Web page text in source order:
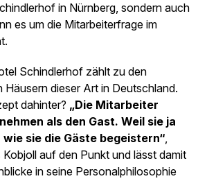
in Nürnberg, sondern auch
es um die Mitarbeiterfrage im
Schindlerhof zählt zu den
Häusern dieser Art in Deutschland.
dahinter? „Die Mitarbeiter
als den Gast. Weil sie ja
sie die Gäste begeistern“,
Kobjoll auf den Punkt und lässt damit
in seine Personalphilosophie